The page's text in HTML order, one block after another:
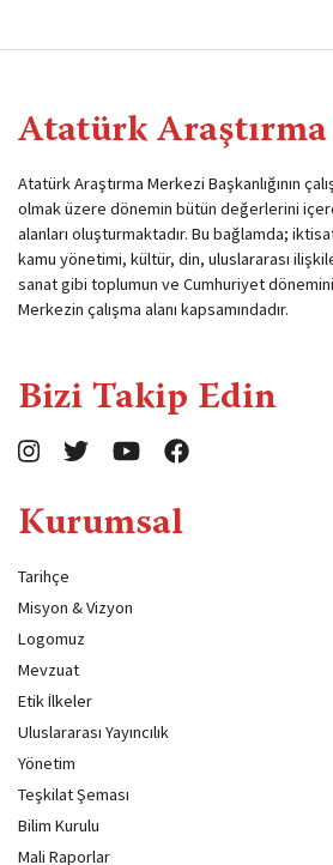
Atatürk
Atatürk Araştırma Merkezi Başkanlığının
olmak üzere dönemin bütün değerlerini
alanları oluşturmaktadır. Bu bağlamda;
kamu yönetimi, kültür, din, uluslararası
sanat gibi toplumun ve Cumhuriyet
Merkezin çalışma alanı kapsamındadır.
Bizi Takip Edin
Kurumsal
Tarihçe
Misyon & Vizyon
Logomuz
Mevzuat
Etik İlkeler
Uluslararası Yayıncılık
Yönetim
Teşkilat Şeması
Bilim Kurulu
Mali Raporlar